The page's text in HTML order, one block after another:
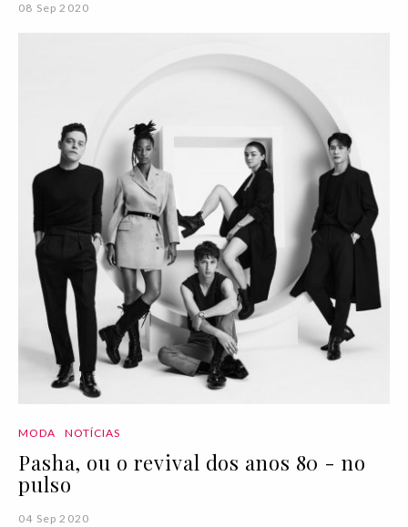
08 Sep 2020
MODA NOTÍCIAS
Pasha, ou o revival dos anos 80 - no
pulso
04 Sep 2020